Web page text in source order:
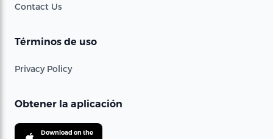
Contact Us
Términos de uso
Privacy Policy
Obtener la aplicación
Download on the